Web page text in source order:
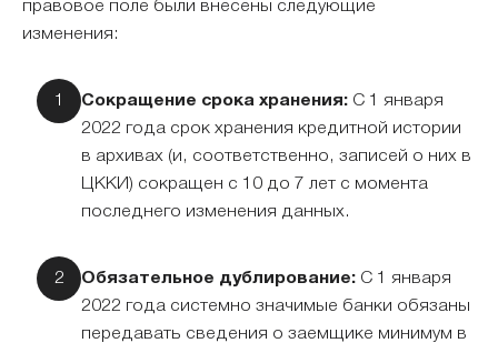
правовое поле были внесены следующие
изменения:
Сокращение срока хранения: С 1 января
2022 года срок хранения кредитной истории
в архивах (и, соответственно, записей о них в
ЦККИ) сокращен с 10 до 7 лет с момента
последнего изменения данных.
Обязательное дублирование: С 1 января
2022 года системно значимые банки обязаны
передавать сведения о заемщике минимум в